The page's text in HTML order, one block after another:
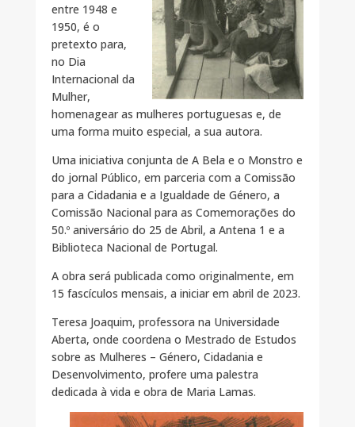
entre 1948 e
1950, é o
pretexto para,
no Dia
Internacional da
Mulher,
homenagear as mulheres portuguesas e, de
uma forma muito especial, a sua autora.
Uma iniciativa conjunta de A Bela e o Monstro e
do jornal Público, em parceria com a Comissão
para a Cidadania e a Igualdade de Género, a
Comissão Nacional para as Comemorações do
50.º aniversário do 25 de Abril, a Antena 1 e a
Biblioteca Nacional de Portugal.
A obra será publicada como originalmente, em
15 fascículos mensais, a iniciar em abril de 2023.
Teresa Joaquim, professora na Universidade
Aberta, onde coordena o Mestrado de Estudos
sobre as Mulheres – Género, Cidadania e
Desenvolvimento, profere uma palestra
dedicada à vida e obra de Maria Lamas.